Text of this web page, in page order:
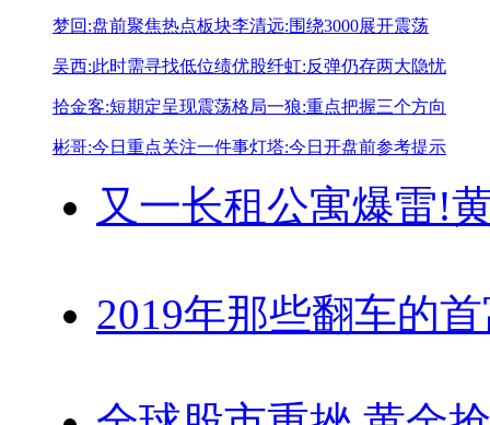
梦回:盘前聚焦热点板块李清远:围绕3000展开震荡
吴西:此时需寻找低位绩优股纤虹:反弹仍存两大隐忧
拾金客:短期定呈现震荡格局一狼:重点把握三个方向
彬哥:今日重点关注一件事灯塔:今日开盘前参考提示
又一长租公寓爆雷!
2019年那些翻车的